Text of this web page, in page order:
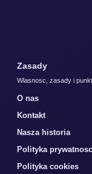
Zasady
Wlasnosc, zasady i
O nas
Kontakt
Nasza historia
Polityka
Polityka cookies